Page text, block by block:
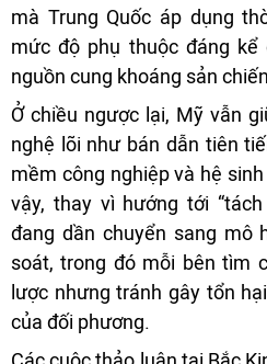
mà Trung Quốc áp dụng
mức độ phụ thuộc đáng kể
nguồn cung khoáng sản
Ở chiều ngược lại, Mỹ vẫn
nghệ lõi như bán dẫn tiên
mềm công nghiệp và hệ
vậy, thay vì hướng tới
đang dần chuyển sang mô
soát, trong đó mỗi bên tìm
lược nhưng tránh gây tổn
của đối phương.